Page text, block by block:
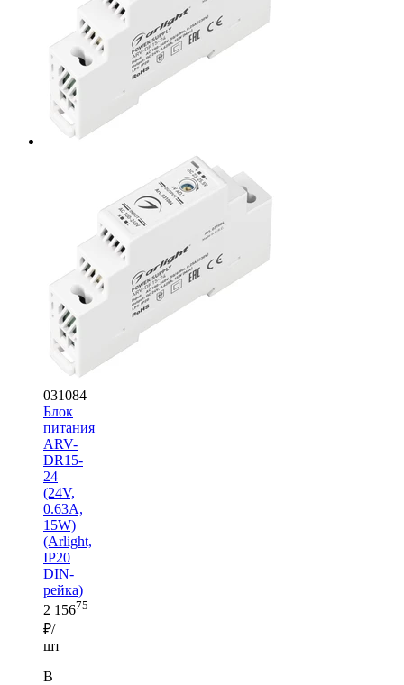
031084
Блок
питания
ARV-
DR15-
24
(24V,
0.63A,
15W)
(Arlight,
IP20
DIN-
рейка)
2 15675
₽/
шт
В